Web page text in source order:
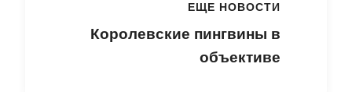
ЕЩЕ НОВОСТИ
Королевские пингвины в
объективе